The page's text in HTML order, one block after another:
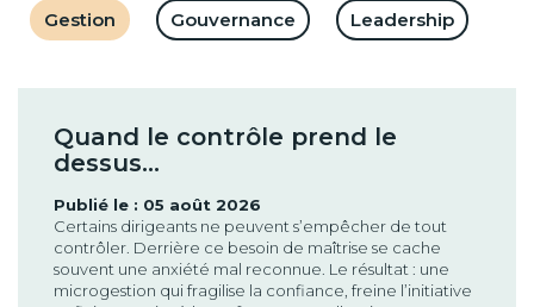
Gestion Gouvernance Leadership
Quand le contrôle prend le
dessus…
Publié le : 05 août 2026
Certains dirigeants ne peuvent s’empêcher de tout
contrôler. Derrière ce besoin de maîtrise se cache
souvent une anxiété mal reconnue. Le résultat : une
microgestion qui fragilise la confiance, freine l’initiative